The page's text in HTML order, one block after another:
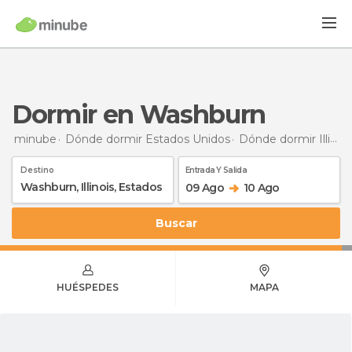
Dormir en Washburn
minube Dónde dormir Estados Unidos Dónde dormir Illinois
Destino Entrada Y Salida
09 Ago 10 Ago
Buscar
HUÉSPEDES MAPA